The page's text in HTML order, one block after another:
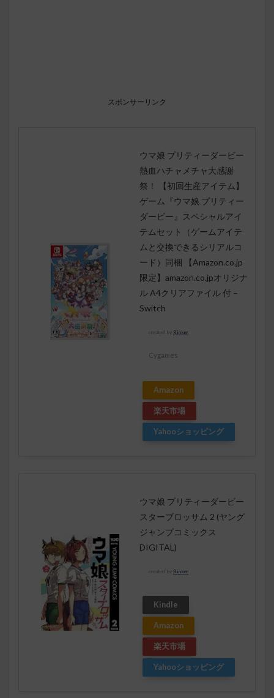
スポンサーリンク
ウマ娘 プリティーダービー
熱血ハチャメチャ大感謝
祭！ 【初回生産アイテム】
ゲーム『ウマ娘 プリティー
ダービー』スペシャルアイ
テムセット（ゲームアイテ
ムと交換できるシリアルコ
ード）同梱 【Amazon.co.jp
限定】amazon.co.jpオリジナ
ル A4クリアファイル 付 –
Switch
created by Rinker
Cygames
Amazon
楽天市場
Yahooショッピング
ウマ娘 プリティーダービー
スターブロッサム 2 (ヤング
ジャンプコミックス
DIGITAL)
created by Rinker
Kindle
Amazon
楽天市場
Yahooショッピング